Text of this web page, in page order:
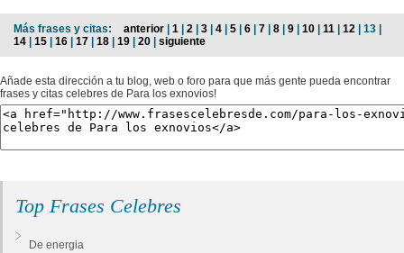
Más frases y citas: anterior | 1 | 2 | 3 | 4 | 5 | 6 | 7 | 8 | 9 | 10 | 11 | 12 | 13 |
14 | 15 | 16 | 17 | 18 | 19 | 20 | siguiente
Añade esta dirección a tu blog, web o foro para que más gente pueda encontrar
frases y citas celebres de Para los exnovios!
Top Frases Celebres
De energia